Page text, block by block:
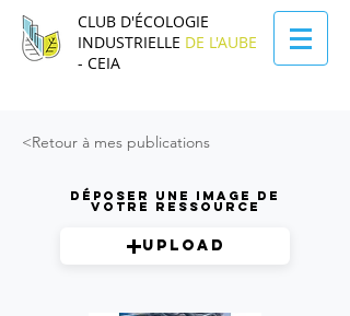
CLUB D'ÉCOLOGIE
INDUSTRIELLE DE L'AUBE
- CEIA
<Retour à mes publications
Déposer une image de
votre ressource
Upload